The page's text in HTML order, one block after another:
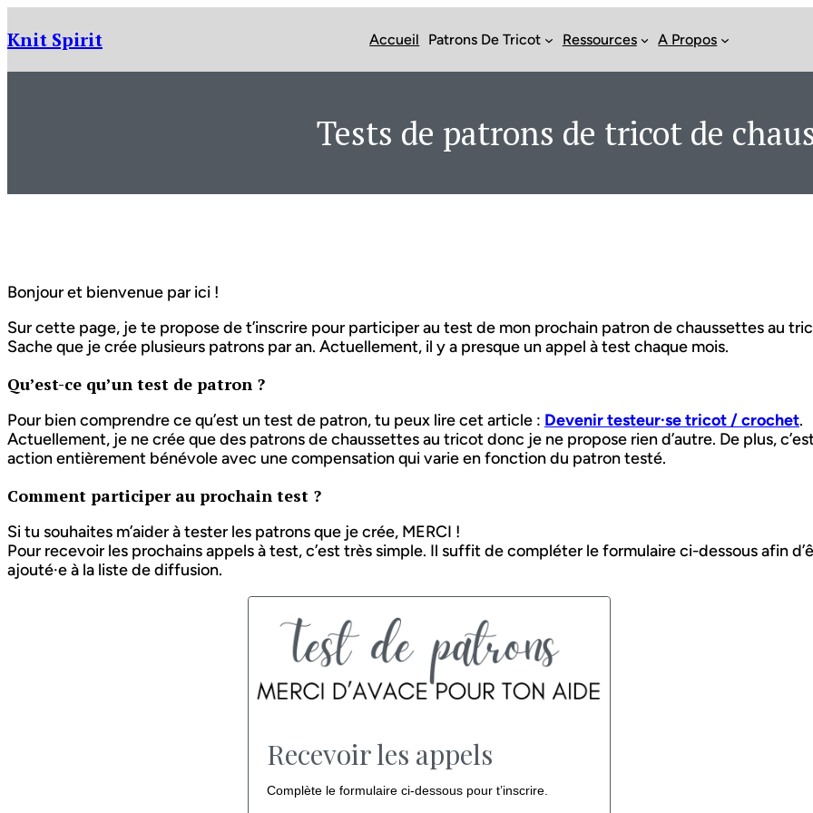
contenu
Knit Spirit Accueil Patrons De Tricot Ressources A Propos
Tests de patrons de tricot de
Bonjour et bienvenue par ici !
Sur cette page, je te propose de t’inscrire pour participer au test de mon prochain patron de chaussettes au
Sache que je crée plusieurs patrons par an. Actuellement, il y a presque un appel à test chaque mois.
Qu’est-ce qu’un test de patron ?
Pour bien comprendre ce qu’est un test de patron, tu peux lire cet article : Devenir testeur·se tricot / crochet.
Actuellement, je ne crée que des patrons de chaussettes au tricot donc je ne propose rien d’autre. De plus,
action entièrement bénévole avec une compensation qui varie en fonction du patron testé.
Comment participer au prochain test ?
Si tu souhaites m’aider à tester les patrons que je crée, MERCI !
Pour recevoir les prochains appels à test, c’est très simple. Il suffit de compléter le formulaire ci-dessous afin
ajouté·e à la liste de diffusion.
Recevoir les appels
Complète le formulaire ci-dessous pour t’inscrire.